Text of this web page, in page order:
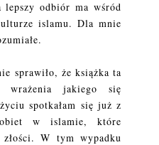
odbiór ma wśród
islamu. Dla mnie
sprawiło, że książka ta
jakiego się
spotkałam się już z
w islamie, które
złości. W tym wypadku